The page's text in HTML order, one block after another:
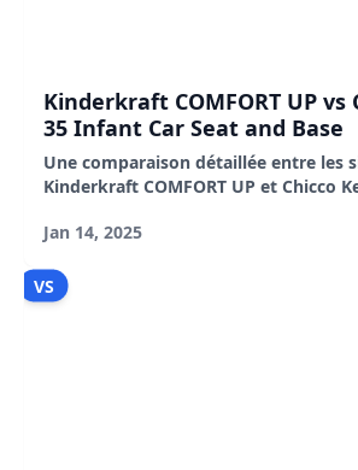
Kinderkraft COMFORT UP vs
35 Infant Car Seat and Base
Une comparaison détaillée entre les
Kinderkraft COMFORT UP et Chicco
inconvénients.
Jan 14, 2025
VS